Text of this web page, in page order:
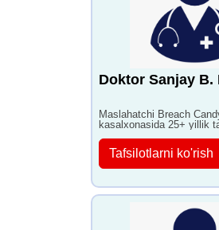
Doktor Sanjay B.
Maslahatchi Breach
kasalxonasida 25+ yillik
Tafsilotlarni ko'rish